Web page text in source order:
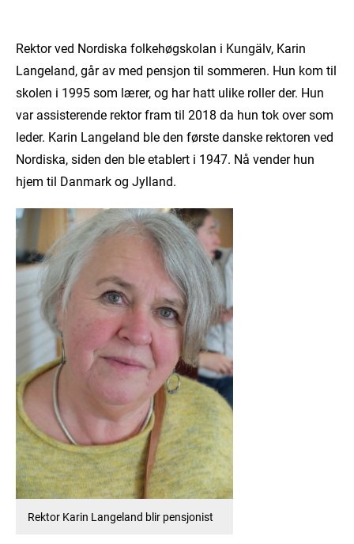
Rektor ved Nordiska folkehøgskolan i Kungälv, Karin
Langeland, går av med pensjon til sommeren. Hun kom til
skolen i 1995 som lærer, og har hatt ulike roller der. Hun
var assisterende rektor fram til 2018 da hun tok over som
leder. Karin Langeland ble den første danske rektoren ved
Nordiska, siden den ble etablert i 1947. Nå vender hun
hjem til Danmark og Jylland.
Rektor Karin Langeland blir pensjonist